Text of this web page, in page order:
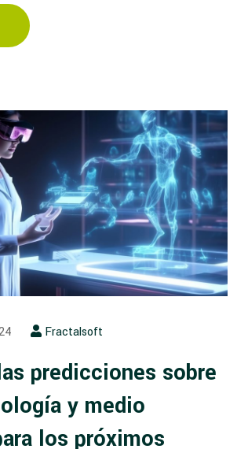
Fractalsoft
predicciones sobre
y medio
los próximos